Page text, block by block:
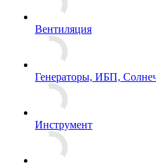
Вентиляция
Генераторы, ИБП,
Инструмент